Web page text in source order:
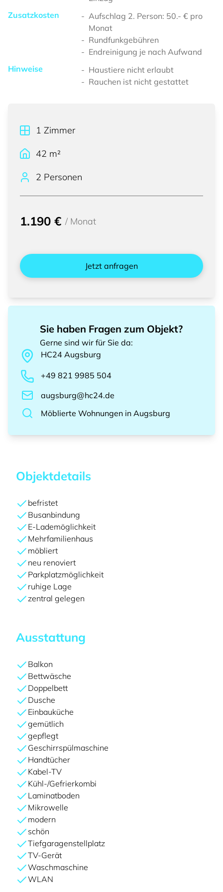
Zusatzkosten
Aufschlag 2. Person: 50.- € pro
Monat
Rundfunkgebühren
Endreinigung je nach Aufwand
Hinweise
Haustiere nicht erlaubt
Rauchen ist nicht gestattet
1 Zimmer
42 m²
2 Personen
1.190 € / Monat
Jetzt anfragen
Sie haben Fragen zum Objekt?
Gerne sind wir für Sie da:
HC24 Augsburg
+49 821 9985 504
augsburg@hc24.de
Möblierte Wohnungen in Augsburg
Objektdetails
befristet
Busanbindung
E-Lademöglichkeit
Mehrfamilienhaus
möbliert
neu renoviert
Parkplatzmöglichkeit
ruhige Lage
zentral gelegen
Ausstattung
Balkon
Bettwäsche
Doppelbett
Dusche
Einbauküche
gemütlich
gepflegt
Geschirrspülmaschine
Handtücher
Kabel-TV
Kühl-/Gefrierkombi
Laminatboden
Mikrowelle
modern
schön
Tiefgaragenstellplatz
TV-Gerät
Waschmaschine
WLAN